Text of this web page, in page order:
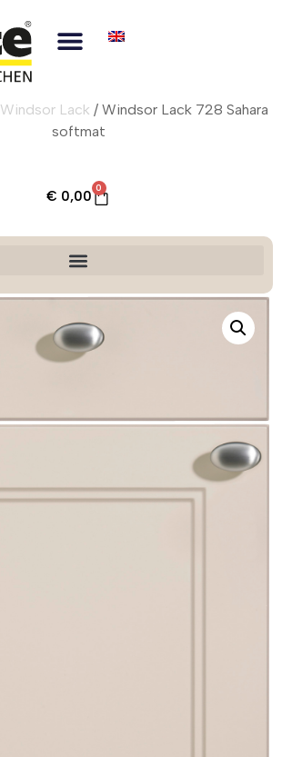
Windsor Lack / Windsor Lack 728 Sahara
softmat
€ 0,00
0